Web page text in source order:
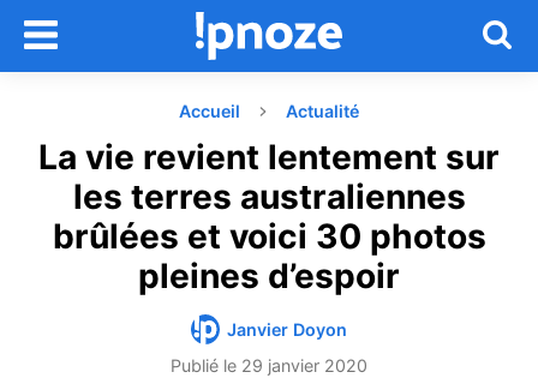
Accueil Actualité
La vie revient lentement sur
les terres australiennes
brûlées et voici 30 photos
pleines d’espoir
Janvier Doyon
Publié le 29 janvier 2020